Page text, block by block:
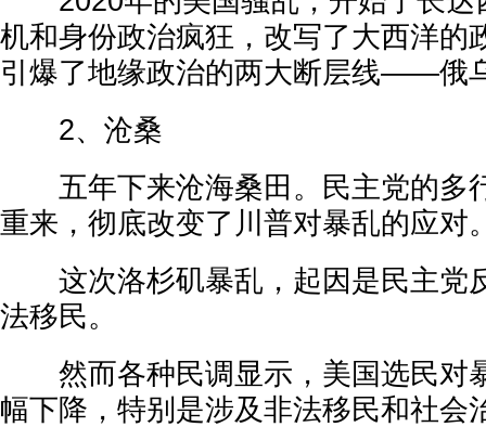
机和身份政治疯狂，改写了大西洋的
引爆了地缘政治的两大断层线——俄
2、沧桑
五年下来沧海桑田。民主党的多
重来，彻底改变了川普对暴乱的应对
这次洛杉矶暴乱，起因是民主党
法移民。
然而各种民调显示，美国选民对
幅下降，特别是涉及非法移民和社会